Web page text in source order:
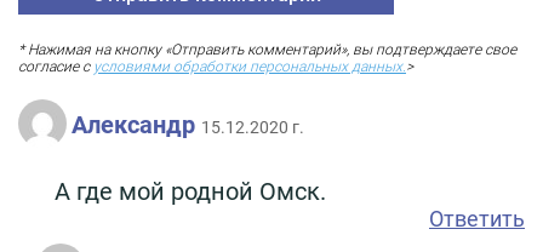
* Нажимая на кнопку «Отправить комментарий», вы подтверждаете свое
согласие с условиями обработки персональных данных.>
Александр 15.12.2020 г.
А где мой родной Омск.
Ответить